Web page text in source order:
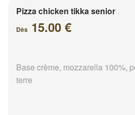
Pizza chicken tikka senior
Dès 15.00 €
Base crème, mozzarella 100%,
terre